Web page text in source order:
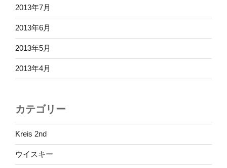
2013年7月
2013年6月
2013年5月
2013年4月
カテゴリー
Kreis 2nd
ウイスキー